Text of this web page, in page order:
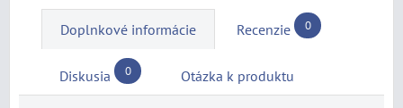
Doplnkové informácie Recenzie 0
Diskusia 0 Otázka k produktu